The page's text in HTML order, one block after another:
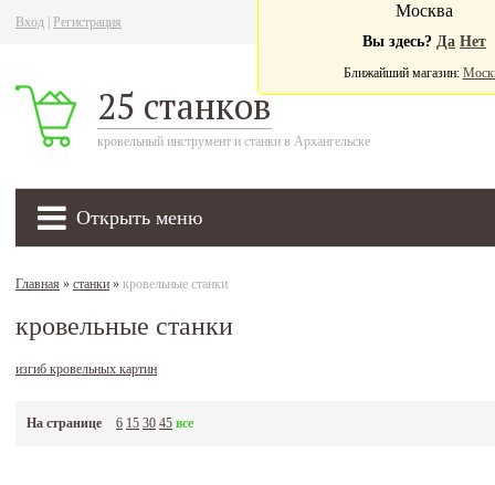
Вход Регистрация
25 станков
кровельный инструмент и станки в Архангельске
Открыть меню
Москва
Вы здесь? Да Нет
Ближайший магазин:
Главная » станки » кровельные станки
кровельные станки
изгиб кровельных картин
На странице 6 15 30 45 все